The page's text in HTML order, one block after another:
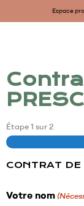
Espace pro
Étape1 sur 2
CONTRAT
Votre nom